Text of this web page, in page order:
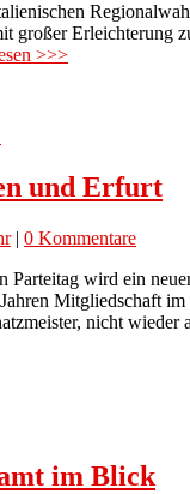
großer Erleichterung
>>>
und Erfurt
| 0 Kommentare
Parteitag wird ein
Mitgliedschaft
nicht wieder
im Blick